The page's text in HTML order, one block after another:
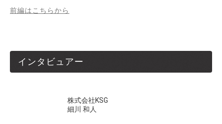
前編はこちらから
インタビュアー
株式会社KSG
細川 和人